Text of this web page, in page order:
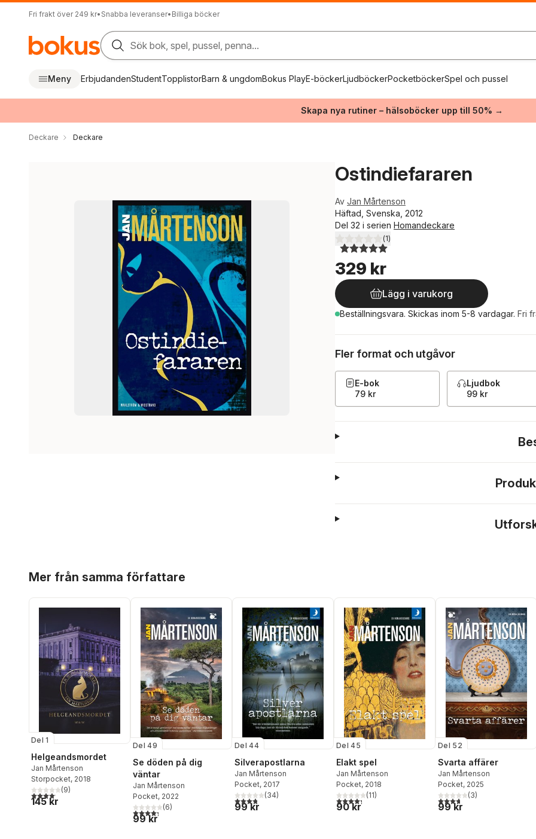
Fri frakt över 249 kr• Snabba leveranser• Billiga böcker
Sök bok, spel, pussel, penna...
Meny ErbjudandenStudentTopplistorBarn & ungdomBokus PlayE-böckerLjudböckerPocketböckerSpel och pussel
Skapa nya rutiner – hälsoböcker upp till 50% →
Deckare Deckare
Ostindiefararen
Av Jan Mårtenson
Häftad, Svenska, 2012
Del 32 i serien Homandeckare
5,0utav 5 stjärnor. Totalt antal röster:
(1)
329 kr
Lägg i varukorg
Beställningsvara. Skickas inom 5-8 vardagar. Fri
Fler format och utgåvor
E-bok
79 kr
Ljudbok
99 kr
Mer från samma författare
Del 1
Helgeandsmordet
Jan Mårtenson
Storpocket, 2018
4,1utav 5 stjärnor. Totalt antal röster:
(9)
145 kr
Del 49
Se döden på dig
väntar
Jan Mårtenson
Pocket, 2022
4,3utav 5 stjärnor. Totalt antal röster:
(6)
99 kr
Del 44
Silverapostlarna
Jan Mårtenson
Pocket, 2017
3,8utav 5 stjärnor. Totalt antal röster:
(34)
99 kr
Del 45
Elakt spel
Jan Mårtenson
Pocket, 2018
4,3utav 5 stjärnor. Totalt antal röster:
(11)
90 kr
Del 52
Svarta affärer
Jan Mårtenson
Pocket, 2025
3,7utav 5 stjärnor. Totalt
(3)
99 kr